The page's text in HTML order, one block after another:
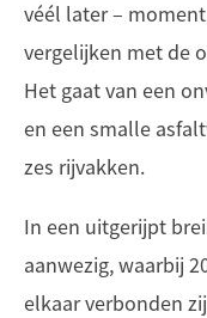
véél later –
vergelijken met de
Het gaat van een
en een smalle
zes rijvakken.
In een uitgerijpt
aanwezig, waarbij
elkaar verbonden